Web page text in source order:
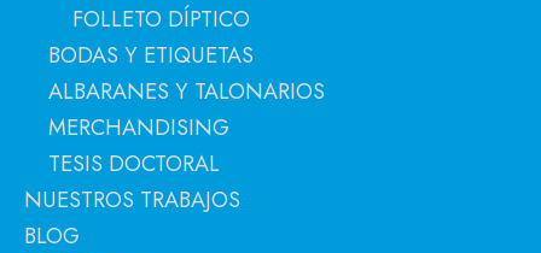
FOLLETO DÍPTICO
BODAS Y ETIQUETAS
ALBARANES Y TALONARIOS
MERCHANDISING
TESIS DOCTORAL
NUESTROS TRABAJOS
BLOG